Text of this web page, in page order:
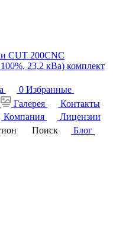
CUT 200СNC
23,2 кВа) комплект
0 Избранные
Галерея
Контакты
Компания
Лицензии
Поиск
Блог